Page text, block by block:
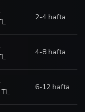
2-4 hafta
4-8 hafta
6-12 hafta